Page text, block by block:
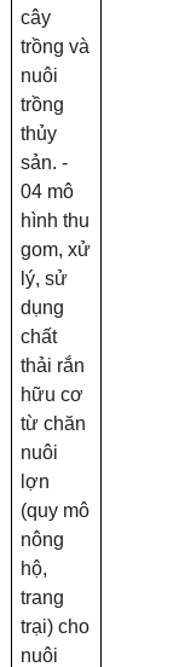
cây
trồng và
nuôi
trồng
thủy
sản. -
04 mô
hình thu
gom, xử
lý, sử
dụng
chất
thải rắn
hữu cơ
từ chăn
nuôi
lợn
(quy mô
nông
hộ,
trang
trại) cho
nuôi